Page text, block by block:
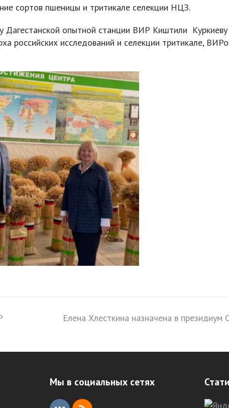
сортов пшеницы и тритикале селекции НЦЗ.
опытной станции ВИР Киштили
российских исследований и селекции тритикале,
next
Елена Хлесткина назначена в
Мы в социальных сетях